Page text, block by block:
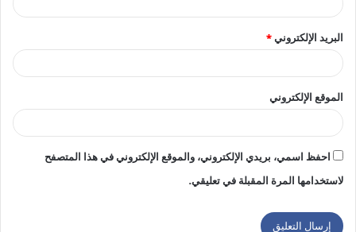
البريد الإلكتروني*
الموقع الإلكتروني
احفظ اسمي، بريدي الإلكتروني، والموقع الإلكتروني في هذا المتصفح
لاستخدامها المرة المقبلة في تعليقي.